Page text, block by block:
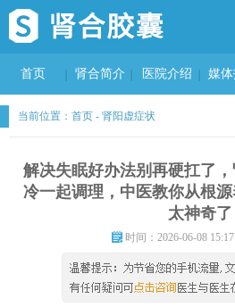
首页 肾合简介 医院介绍 媒
当前位置： 首页 - 肾阳虚症状
解决失眠好办法别再硬扛了
冷一起调理，中医教你从根
太神奇了
时间：2026-06-08